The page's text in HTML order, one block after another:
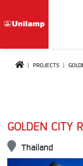
PROJECTS
GOLDEN CITY
Thailand